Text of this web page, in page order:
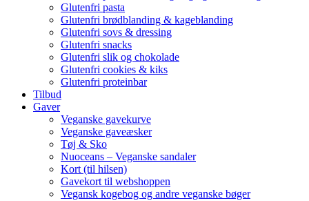
Glutenfri pasta
Glutenfri brødblanding & kageblanding
Glutenfri sovs & dressing
Glutenfri snacks
Glutenfri slik og chokolade
Glutenfri cookies & kiks
Glutenfri proteinbar
Tilbud
Gaver
Veganske gavekurve
Veganske gaveæsker
Tøj & Sko
Nuoceans – Veganske sandaler
Kort (til hilsen)
Gavekort til webshoppen
Vegansk kogebog og andre veganske bøger